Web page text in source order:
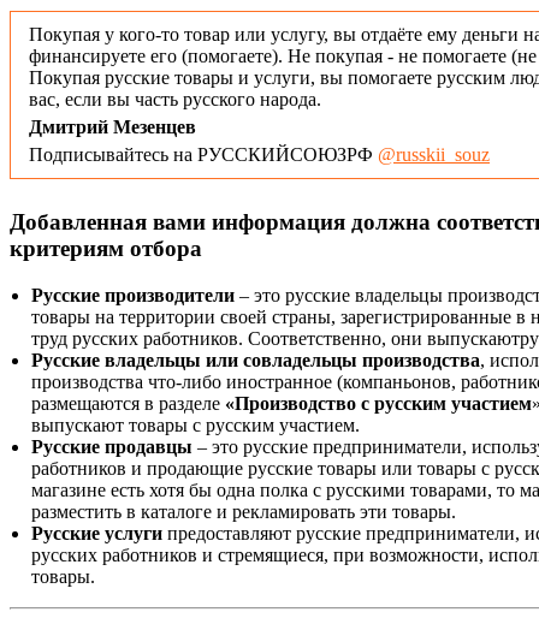
Покупая у кого-то товар или услугу, вы отдаёте ему деньги
финансируете его (помогаете). Не покупая - не помогаете
Покупая русские товары и услуги, вы помогаете русским
вас, если вы часть русского народа.
Дмитрий Мезенцев
Подписывайтесь на РУССКИЙСОЮЗРФ @russkii_souz
Добавленная вами информация должна
критериям отбора
Русские производители – это русские владельцы
товары на территории своей страны, зарегистрированные
труд русских работников. Соответственно, они
Русские владельцы или совладельцы производства,
производства что-либо иностранное (компаньонов,
размещаются в разделе «Производство с русским участием
выпускают товары с русским участием.
Русские продавцы – это русские предприниматели,
работников и продающие русские товары или товары с
магазине есть хотя бы одна полка с русскими товарами, то
разместить в каталоге и рекламировать эти товары.
Русские услуги предоставляют русские предприниматели,
русских работников и стремящиеся, при возможности,
товары.